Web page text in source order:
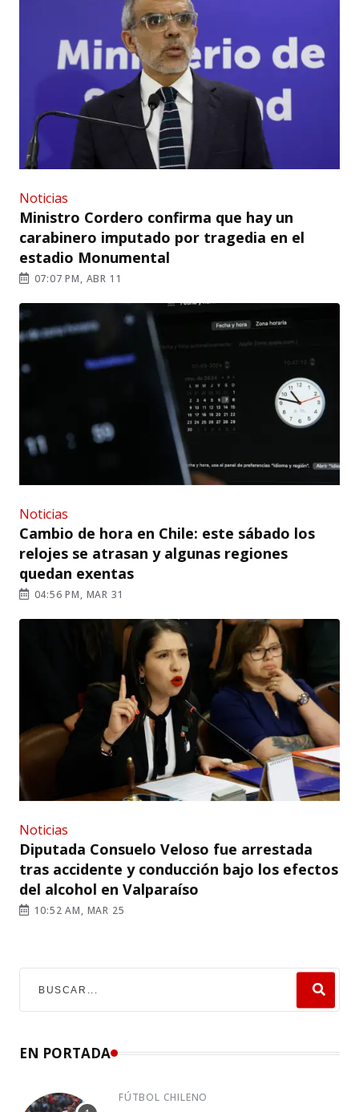
Noticias
Ministro Cordero confirma que hay un
carabinero imputado por tragedia en el
estadio Monumental
07:07 PM, ABR 11
Noticias
Cambio de hora en Chile: este sábado los
relojes se atrasan y algunas regiones
quedan exentas
04:56 PM, MAR 31
Noticias
Diputada Consuelo Veloso fue arrestada
tras accidente y conducción bajo los efectos
del alcohol en Valparaíso
10:52 AM, MAR 25
EN PORTADA
FÚTBOL CHILENO